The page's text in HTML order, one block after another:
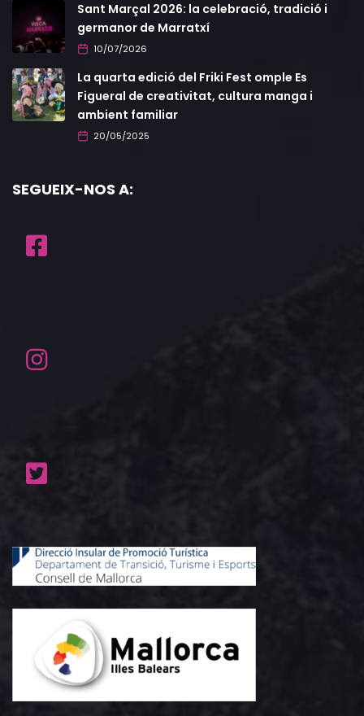
Sant Marçal 2026: la celebració, tradició i
germanor de Marratxí
10/07/2026
La quarta edició del Friki Fest omple Es
Figueral de creativitat, cultura manga i
ambient familiar
20/05/2025
SEGUEIX-NOS A: